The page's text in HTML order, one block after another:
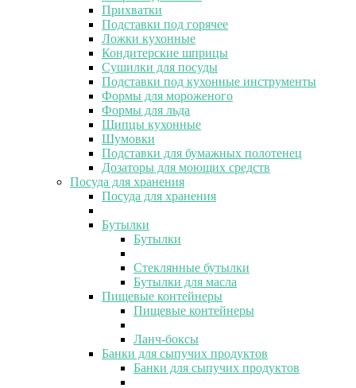
Прихватки
Подставки под горячее
Ложки кухонные
Кондитерские шприцы
Сушилки для посуды
Подставки под кухонные инструменты
Формы для мороженого
Формы для льда
Щипцы кухонные
Шумовки
Подставки для бумажных полотенец
Дозаторы для моющих средств
Посуда для хранения
Посуда для хранения
Бутылки
Бутылки
Стеклянные бутылки
Бутылки для масла
Пищевые контейнеры
Пищевые контейнеры
Ланч-боксы
Банки для сыпучих продуктов
Банки для сыпучих продуктов